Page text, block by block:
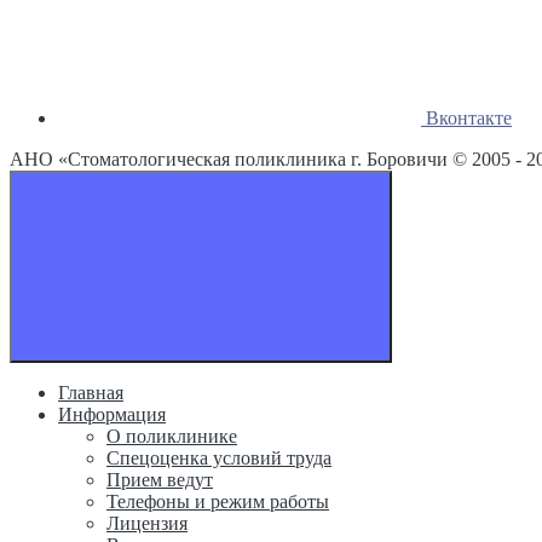
Вконтакте
АНО «Стоматологическая поликлиника г. Боровичи © 2005 -
Главная
Информация
О поликлинике
Спецоценка условий труда
Прием ведут
Телефоны и режим работы
Лицензия